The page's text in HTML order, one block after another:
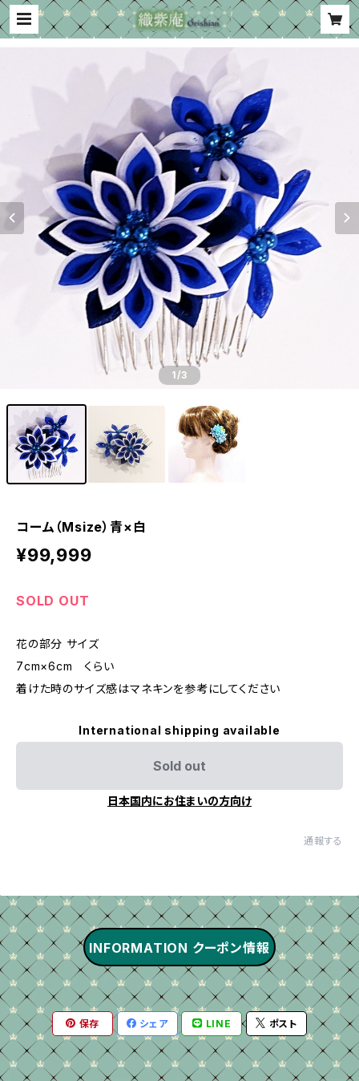
1/3
コーム（Msize）青×白
¥99,999
SOLD OUT
花の部分 サイズ
7cm×6cm くらい
着けた時のサイズ感はマネキンを参考にしてください
International shipping available
Sold out
日本国内にお住まいの方向け
通報する
INFORMATION クーポン情報
保存 シェア LINE ポスト